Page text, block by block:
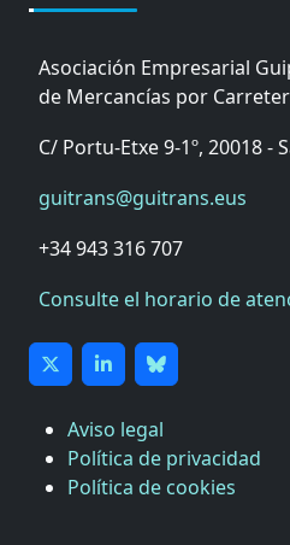
Asociación Empresarial
de Mercancías por
C/ Portu-Etxe 9-1º, 20018 -
guitrans@guitrans.eus
+34 943 316 707
Consulte el horario de
Aviso legal
Política de privacidad
Política de cookies